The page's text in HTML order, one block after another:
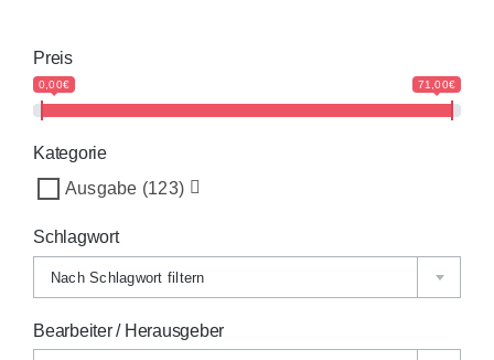
Preis
0,00€ 71,00€
Kategorie
Ausgabe (123)
Schlagwort
Nach Schlagwort filtern
Bearbeiter / Herausgeber